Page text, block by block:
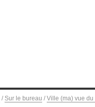
/ Sur le bureau / Ville (ma) vue du